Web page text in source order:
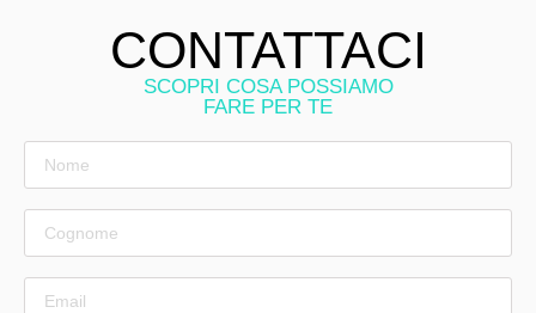
CONTATTACI
SCOPRI COSA POSSIAMO
FARE PER TE